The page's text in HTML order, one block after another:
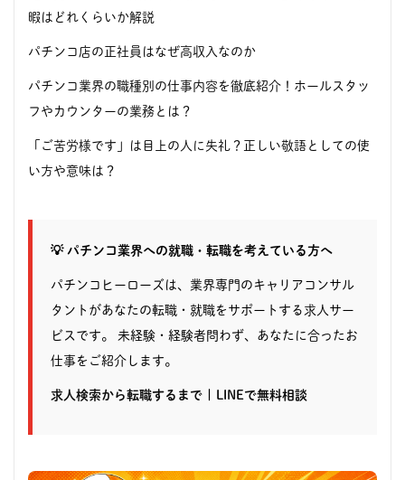
暇はどれくらいか解説
パチンコ店の正社員はなぜ高収入なのか
パチンコ業界の職種別の仕事内容を徹底紹介！ホールスタッ
フやカウンターの業務とは？
「ご苦労様です」は目上の人に失礼？正しい敬語としての使
い方や意味は？
💡 パチンコ業界への就職・転職を考えている方へ
パチンコヒーローズは、業界専門のキャリアコンサル
タントがあなたの転職・就職をサポートする求人サー
ビスです。 未経験・経験者問わず、あなたに合ったお
仕事をご紹介します。
求人検索から転職するまで LINEで無料相談